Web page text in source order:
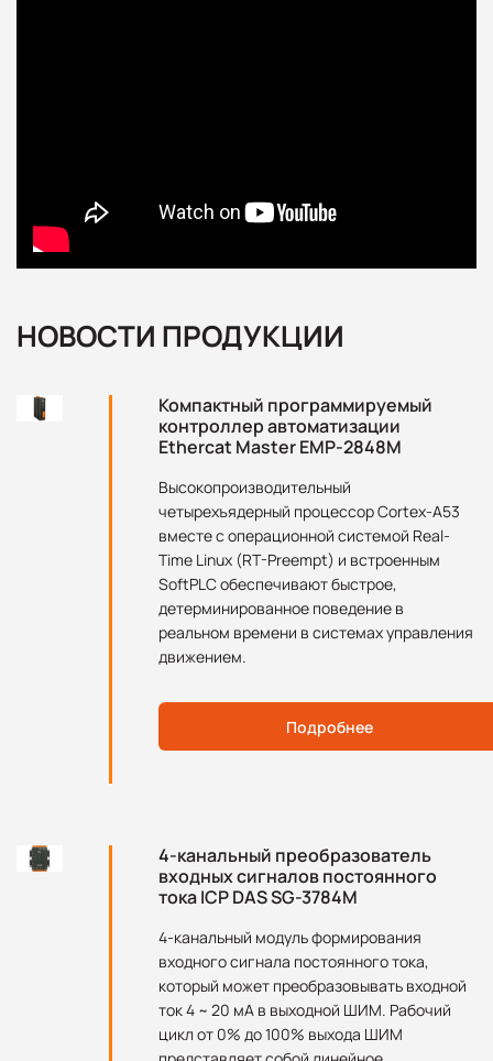
НОВОСТИ ПРОДУКЦИИ
Компактный программируемый
контроллер автоматизации
Ethercat Master EMP-2848M
Высокопроизводительный
четырехъядерный процессор Cortex-A53
вместе с операционной системой Real-
Time Linux (RT-Preempt) и встроенным
SoftPLC обеспечивают быстрое,
детерминированное поведение в
реальном времени в системах управления
движением.
Подробнее
4-канальный преобразователь
входных сигналов постоянного
тока ICP DAS SG-3784M
4-канальный модуль формирования
входного сигнала постоянного тока,
который может преобразовывать входной
ток 4 ~ 20 мА в выходной ШИМ. Рабочий
цикл от 0% до 100% выхода ШИМ